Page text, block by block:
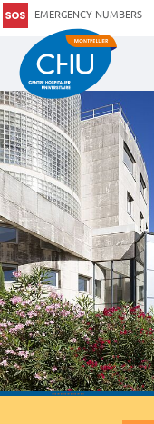
EMERGENCY NUMBERS